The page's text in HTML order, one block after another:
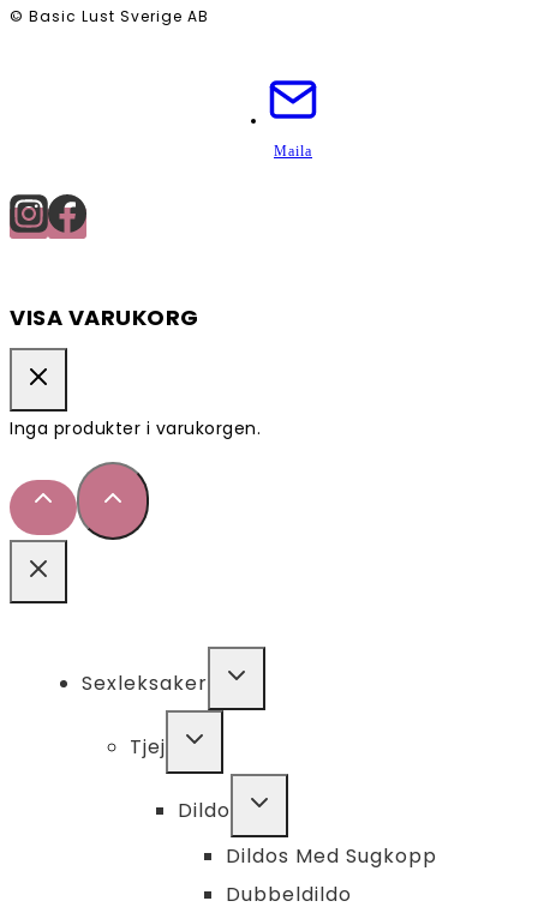
© Basic Lust Sverige AB
Maila
VISA VARUKORG
Inga produkter i varukorgen.
Sexleksaker
TOGGLE
MENU
Tjej
TOGGLE
MENU
Dildo
TOGGLE
MENU
Dildos Med Sugkopp
Dubbeldildo